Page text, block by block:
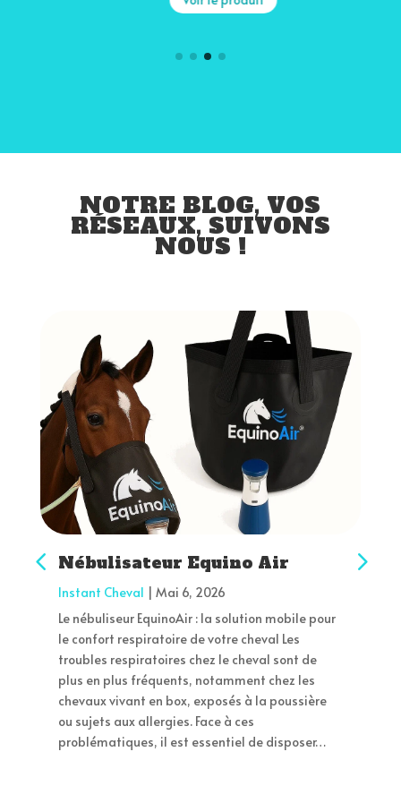
NOTRE BLOG, VOS
RÉSEAUX, SUIVONS
NOUS !
Nébulisateur Equino Air
Instant Cheval
Mai 6, 2026
Le nébuliseur EquinoAir : la solution mobile pour
le confort respiratoire de votre cheval Les
troubles respiratoires chez le cheval sont de
plus en plus fréquents, notamment chez les
chevaux vivant en box, exposés à la poussière
ou sujets aux allergies. Face à ces
problématiques, il est essentiel de disposer…